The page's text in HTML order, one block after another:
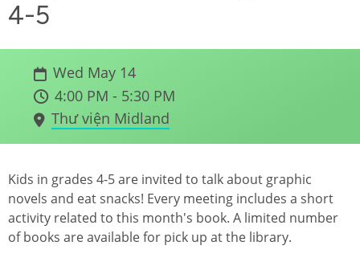
4-5
Wed May 14
4:00 PM - 5:30 PM
Thư viện Midland
Kids in grades 4-5 are invited to talk about graphic
novels and eat snacks! Every meeting includes a short
activity related to this month's book. A limited number
of books are available for pick up at the library.